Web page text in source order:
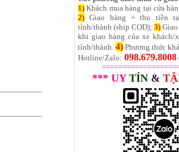
1) Khách mua hàng tại cửa
2) Giao hàng + thu tiền
tỉnh/thành (ship COD);3)
khi giao hàng của xe
tỉnh/thành. 4) Phương thức
Hotline/Zalo: 098.679.8008
*** UY TÍN &